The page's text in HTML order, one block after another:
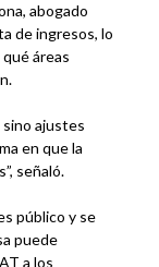
abogado
de ingresos, lo
áreas
sino ajustes
en que la
señaló.
público y se
puede
a los